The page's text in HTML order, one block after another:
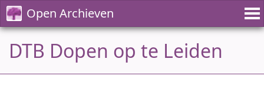
Open Archieven
DTB Dopen op te Leiden